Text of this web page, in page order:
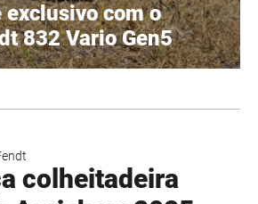
exclusivo com o
832 Vario Gen5
colheitadeira